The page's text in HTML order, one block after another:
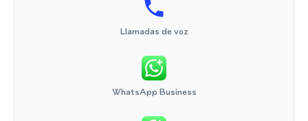
Llamadas de voz
WhatsApp Business